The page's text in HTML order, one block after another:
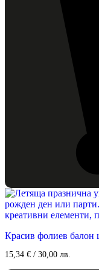
Красив фолиев балон
15,34 € / 30,00 лв.